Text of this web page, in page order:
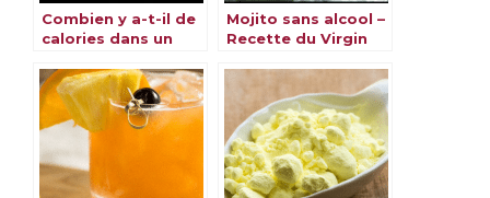
Combien y a-t-il de
calories dans un
Mojito sans alcool –
Recette du Virgin